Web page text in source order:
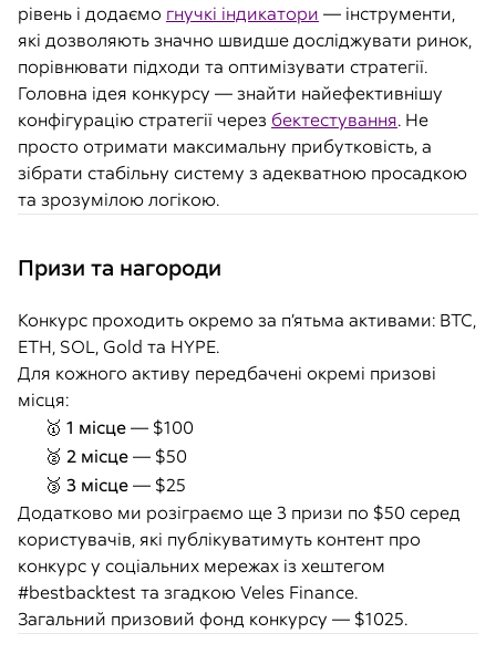
рівень і додаємо гнучкі індикатори — інструменти,
які дозволяють значно швидше досліджувати ринок,
порівнювати підходи та оптимізувати стратегії.
Головна ідея конкурсу — знайти найефективнішу
конфігурацію стратегії через бектестування. Не
просто отримати максимальну прибутковість, а
зібрати стабільну систему з адекватною просадкою
та зрозумілою логікою.
Призи та нагороди
Конкурс проходить окремо за п’ятьма активами: BTC,
ETH, SOL, Gold та HYPE.
Для кожного активу передбачені окремі призові
місця:
🥇 1 місце— $100
🥈 2 місце— $50
🥉 3 місце— $25
Додатково ми розіграємо ще 3 призи по $50 серед
користувачів, які публікуватимуть контент про
конкурс у соціальних мережах із хештегом
#bestbacktest та згадкою Veles Finance.
Загальний призовий фонд конкурсу — $1025.